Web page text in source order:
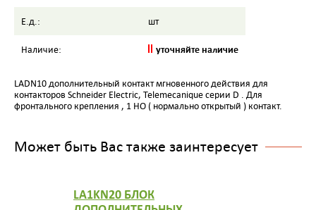
Е.д.: шт
Наличие: уточняйте наличие
LADN10 дополнительный контакт мгновенного действия для
контакторов Schneider Electric, Telemecanique серии D . Для
фронтального крепления , 1 НО ( нормально открытый ) контакт.
Может быть Вас также заинтересует
LA1KN20 БЛОК